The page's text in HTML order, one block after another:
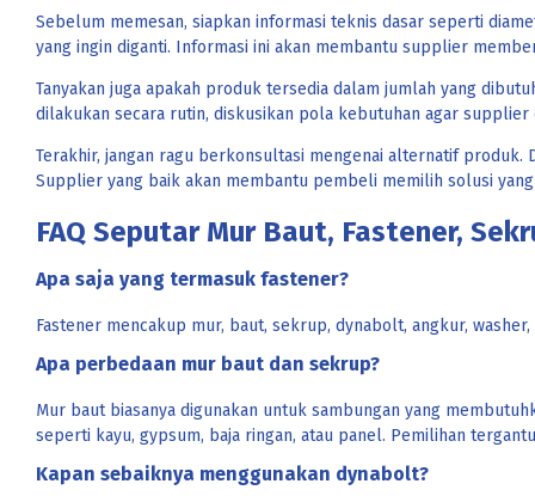
Sebelum memesan, siapkan informasi teknis dasar seperti
yang ingin diganti. Informasi ini akan membantu supplier
Tanyakan juga apakah produk tersedia dalam jumlah yang
dilakukan secara rutin, diskusikan pola kebutuhan agar
Terakhir, jangan ragu berkonsultasi mengenai alternatif produk.
Supplier yang baik akan membantu pembeli memilih solusi
FAQ Seputar Mur Baut, Fastener,
Apa saja yang termasuk fastener?
Fastener mencakup mur, baut, sekrup, dynabolt, angkur,
Apa perbedaan mur baut dan sekrup?
Mur baut biasanya digunakan untuk sambungan yang
seperti kayu, gypsum, baja ringan, atau panel. Pemilihan
Kapan sebaiknya menggunakan dynabolt?